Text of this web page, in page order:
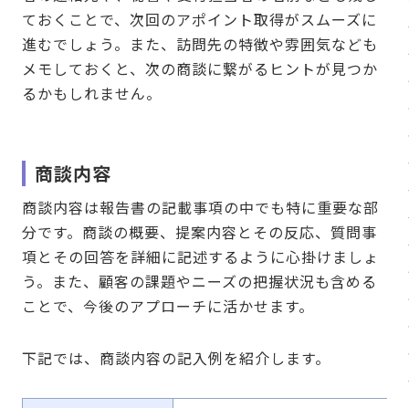
ておくことで、次回のアポイント取得がスムーズに
進むでしょう。また、訪問先の特徴や雰囲気なども
メモしておくと、次の商談に繋がるヒントが見つか
るかもしれません。
商談内容
商談内容は報告書の記載事項の中でも特に重要な部
分です。商談の概要、提案内容とその反応、質問事
項とその回答を詳細に記述するように心掛けましょ
う。また、顧客の課題やニーズの把握状況も含める
ことで、今後のアプローチに活かせます。
下記では、商談内容の記入例を紹介します。